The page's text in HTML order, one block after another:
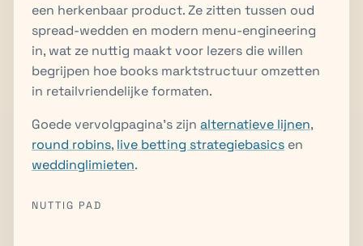
een herkenbaar product. Ze zitten tussen oud
spread-wedden en modern menu-engineering
in, wat ze nuttig maakt voor lezers die willen
begrijpen hoe books marktstructuur omzetten
in retailvriendelijke formaten.
Goede vervolgpagina's zijn alternatieve lijnen,
round robins, live betting strategiebasics en
weddinglimieten.
NUTTIG PAD